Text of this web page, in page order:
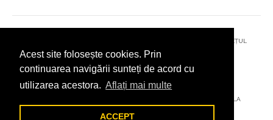
Acest site folosește cookies. Prin
continuarea navigării sunteți de acord cu
utilizarea acestora. Aflați mai multe
ACCEPT
© 2026 - PRIMĂRIA MUNICIPIULUI CÂMPULUNG MOLDOVENESC, JUDEȚUL
SUCEAVA
AȚI ÎNTÂMPINAT O PROBLEMĂ TEHNICĂ? TRIMITEȚI-NE UN EMAIL LA
DIGITAL@ADDICTAD.RO